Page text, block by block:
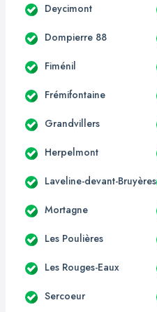
Deycimont
Dompierre 88
Fiménil
Frémifontaine
Grandvillers
Herpelmont
Laveline-devant-Bruyères
Mortagne
Les Poulières
Les Rouges-Eaux
Sercoeur